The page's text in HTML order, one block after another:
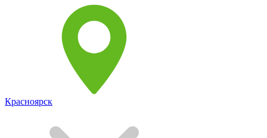
Красноярск